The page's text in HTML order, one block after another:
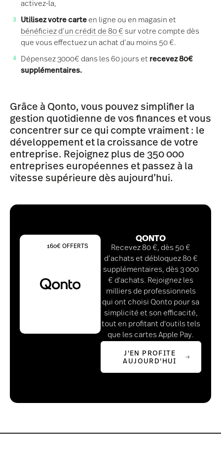
activez-la,
Utilisez votre carte en ligne ou en magasin et
bénéficiez d’un crédit de 80 € sur votre compte dès
que vous effectuez un achat d’au moins 50 €.
Dépensez 3000€ dans les 60 jours et recevez 80€
supplémentaires.
Grâce à Qonto, vous pouvez simplifier la
gestion quotidienne de vos finances et vous
concentrer sur ce qui compte vraiment : le
développement et la croissance de votre
entreprise. Rejoignez plus de 350 000
entreprises européennes et passez à la
vitesse supérieure dès aujourd’hui.
160€ OFFERTS
QONTO
Recevez 80 €, dès 50 €
d’achats et débloquez 80 €
supplémentaires, dès 3 000
€ d'achats. Rejoignez les
milliers de professionnels
qui ont choisi Qonto pour sa
simplicité et son efficacité,
tout en profitant d'outils tels
que les cartes Apple Pay.
J'EN PROFITE
AUJOURD'HUI